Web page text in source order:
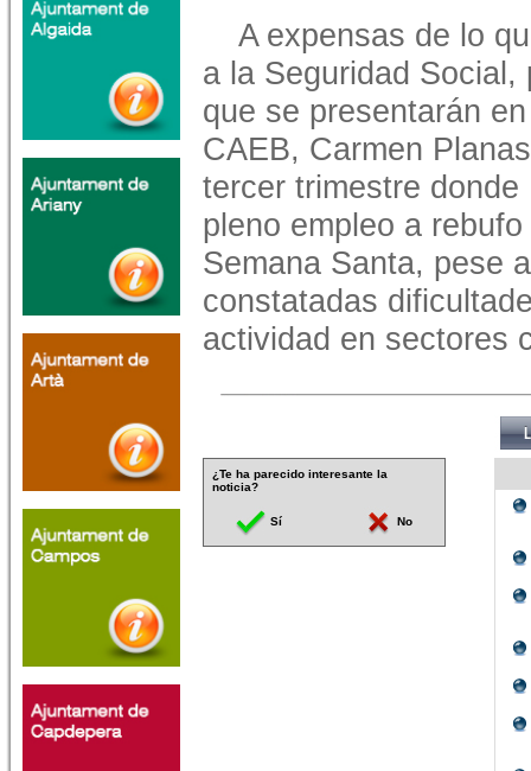
A expensas de lo
a la Seguridad
que se presentarán
CAEB, Carmen
tercer trimestre
pleno empleo a
Semana Santa, pese
constatadas
actividad en sectores
¿Te ha parecido interesante la
noticia?
Sí No